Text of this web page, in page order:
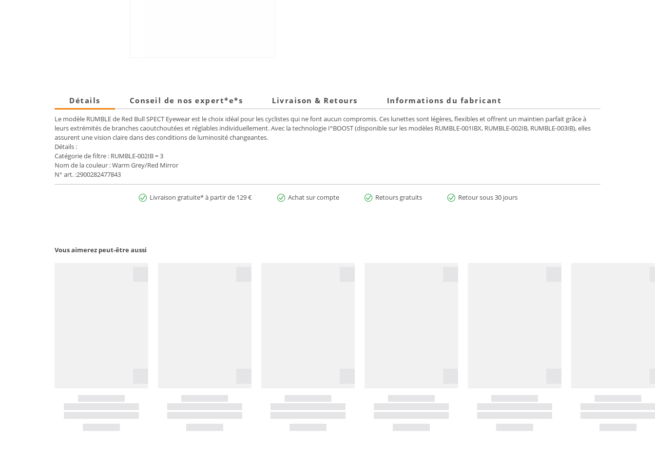
Détails Conseil de nos expert*e*s Livraison & Retours Informations du fabricant
Le modèle RUMBLE de Red Bull SPECT Eyewear est le choix idéal pour les cyclistes qui ne font aucun compromis. Ces lunettes sont légères, flexibles et offrent un maintien parfait grâce à
leurs extrémités de branches caoutchoutées et réglables individuellement. Avec la technologie I°BOOST (disponible sur les modèles RUMBLE-001IBX, RUMBLE-002IB, RUMBLE-003IB), elles
assurent une vision claire dans des conditions de luminosité changeantes.
Détails :
Catégorie de filtre : RUMBLE-002IB = 3
Nom de la couleur : Warm Grey/Red Mirror
N° art. :2900282477843
Livraison gratuite* à partir de 129 € Achat sur compte Retours gratuits Retour sous 30 jours
Vous aimerez peut-être aussi